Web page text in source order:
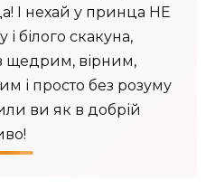
І нехай у принца НЕ
білого скакуна,
щедрим, вірним,
і просто без розуму
ви як в добрій